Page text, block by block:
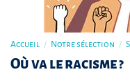
Accueil / Notre sélection /
Où va le racisme ?